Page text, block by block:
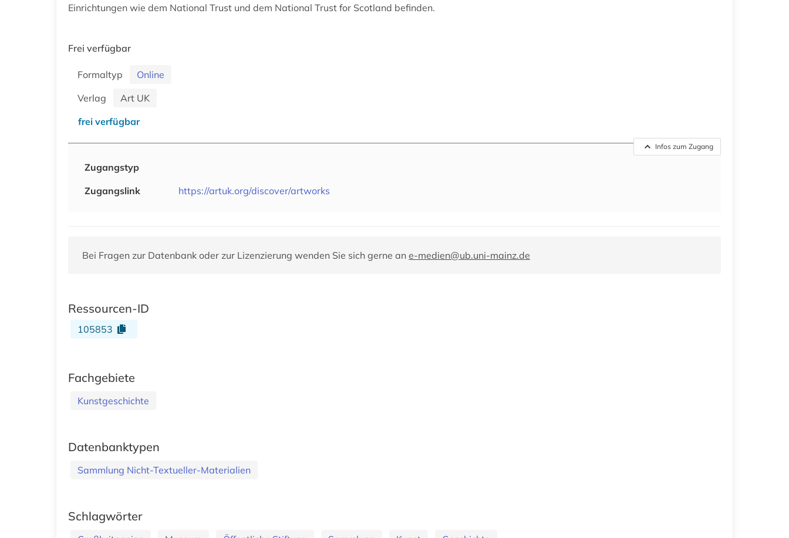
Einrichtungen wie dem National Trust und dem National Trust for Scotland befinden.
Frei verfügbar
Formaltyp
Online
Verlag
Art UK
frei verfügbar
Infos zum Zugang
Zugangstyp
Zugangslink
https://artuk.org/discover/artworks
Bei Fragen zur Datenbank oder zur Lizenzierung wenden Sie sich gerne an e-medien@ub.uni-mainz.de
Ressourcen-ID
105853
Fachgebiete
Kunstgeschichte
Datenbanktypen
Sammlung Nicht-Textueller-Materialien
Schlagwörter